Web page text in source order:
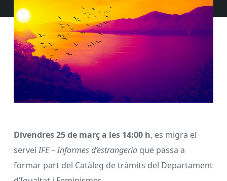
Divendres 25 de març a les 14:00 h, es migra el
serveiIFE – Informes d’estrangeria que passa a
formar part del Catàleg de tràmits del Departament